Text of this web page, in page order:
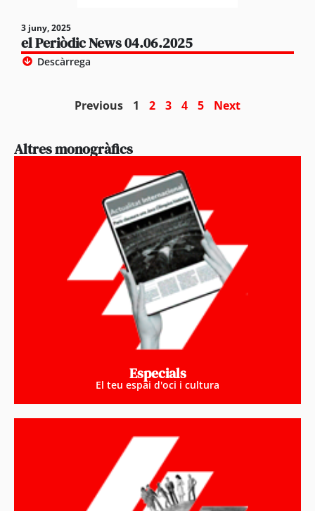
3 juny, 2025
el Periòdic News 04.06.2025
Descàrrega
Previous 1 2 3 4 5 Next
Altres monogràfics
Especials
El teu espai d'oci i cultura